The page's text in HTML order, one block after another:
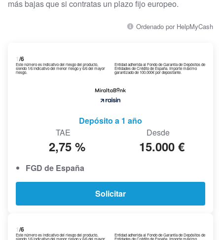
más bajas que si contratas un plazo fijo europeo.
Ordenado por HelpMyCash
1/6
Este número es indicativo del riesgo del producto,
siendo 1/6 indicativo del menor riesgo y 6/6 del mayor
riesgo.
Entidad adherida al Fondo de Garantía de Depósitos de
Entidades de Crédito de España. Importe máximo
garantizado de 100.000€ por depositante.
Depósito a 1 año
TAE
2,75 %
Desde
15.000 €
FGD de España
Solicitar
1/6
Este número es indicativo del riesgo del producto,
siendo 1/6 indicativo del menor riesgo y 6/6 del mayor
Entidad adherida al Fondo de Garantía de Depósitos de
Entidades de Crédito de España. Importe máximo